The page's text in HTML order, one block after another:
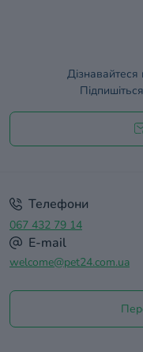
Телефони
067 432 79 14
E-mail
welcome@pet24.com.ua